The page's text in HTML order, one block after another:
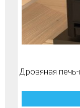
Дровяная печь-